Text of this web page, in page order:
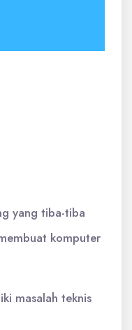
yang tiba-tiba
komputer
masalah teknis